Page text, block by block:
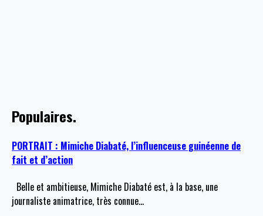
Populaires.
PORTRAIT : Mimiche Diabaté, l’influenceuse guinéenne de
fait et d’action
Belle et ambitieuse, Mimiche Diabaté est, à la base, une
journaliste animatrice, très connue…